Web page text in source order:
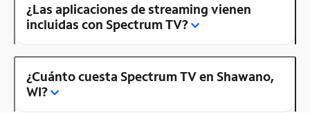
¿Las aplicaciones de streaming vienen
incluidas con Spectrum TV?
¿Cuánto cuesta Spectrum TV en Shawano,
WI?